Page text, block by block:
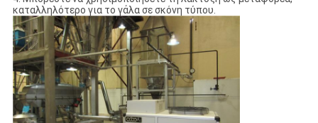
καταλληλότερο για το γάλα σε σκόνη τύπου.